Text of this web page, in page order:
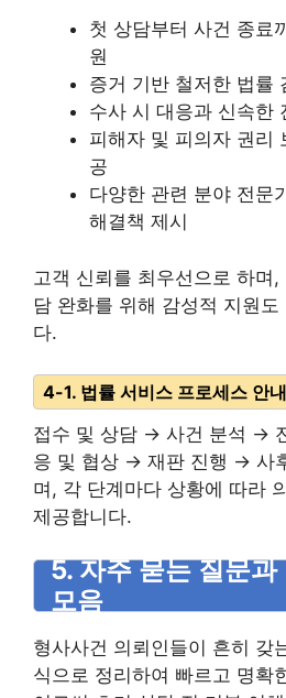
첫 상담부터 사건 종료
원
증거 기반 철저한 법률
수사 시 대응과 신속한
피해자 및 피의자 권리
공
다양한 관련 분야 전문
해결책 제시
고객 신뢰를 최우선으로 하며
담 완화를 위해 감성적 지원
다.
4-1. 법률 서비스 프로세스 안내
접수 및 상담 → 사건 분석 →
응 및 협상 → 재판 진행 → 사
며, 각 단계마다 상황에 따라
제공합니다.
5. 자주 묻는 질문
모음
형사사건 의뢰인들이 흔히 갖
식으로 정리하여 빠르고 명확